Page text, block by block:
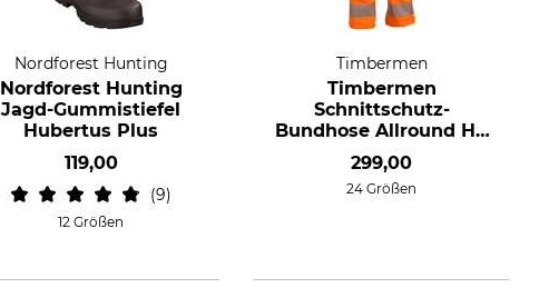
Nordforest Hunting
Nordforest Hunting
Jagd-Gummistiefel
Hubertus Plus
119,00
9
12 Größen
Timbermen
Timbermen
Schnittschutz-
Bundhose Allround Hi-
Vis
299,00
24 Größen